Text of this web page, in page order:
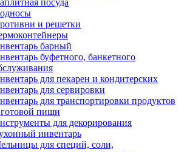
посуда
и решетки
барный
буфетного, банкетного
для пекарен и кондитерских
для сервировки
для транспортировки продуктов
пищи
для декорирования
инвентарь
для специй, соли,